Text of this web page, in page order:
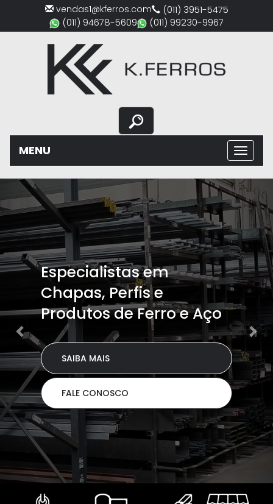
vendas1@kferros.com
(011) 3951-5475
(011) 94678-5609
(011) 99230-9967
MENU
Ferro e aço em São
Paulo Capital,
entregamos em até 24h
SAIBA MAIS
FALE CONOSCO
Previous